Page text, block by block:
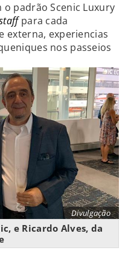
padrão Scenic Luxury
para cada
externa, experiencias
nos passeios
Divulgação
e Ricardo Alves, da